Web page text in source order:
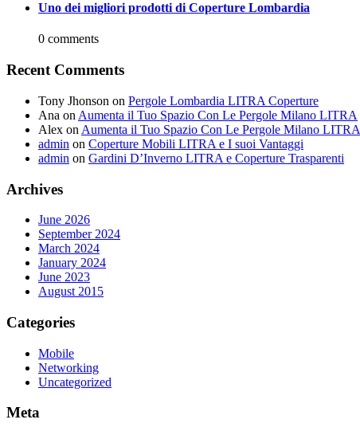
Uno dei migliori prodotti di Coperture Lombardia
0 comments
Recent Comments
Tony Jhonson on Pergole Lombardia LITRA Coperture
Ana on Aumenta il Tuo Spazio Con Le Pergole Milano LITRA
Alex on Aumenta il Tuo Spazio Con Le Pergole Milano LITRA
admin on Coperture Mobili LITRA e I suoi Vantaggi
admin on Gardini D’Inverno LITRA e Coperture Trasparenti
Archives
June 2026
September 2024
March 2024
January 2024
June 2023
August 2015
Categories
Mobile
Networking
Uncategorized
Meta